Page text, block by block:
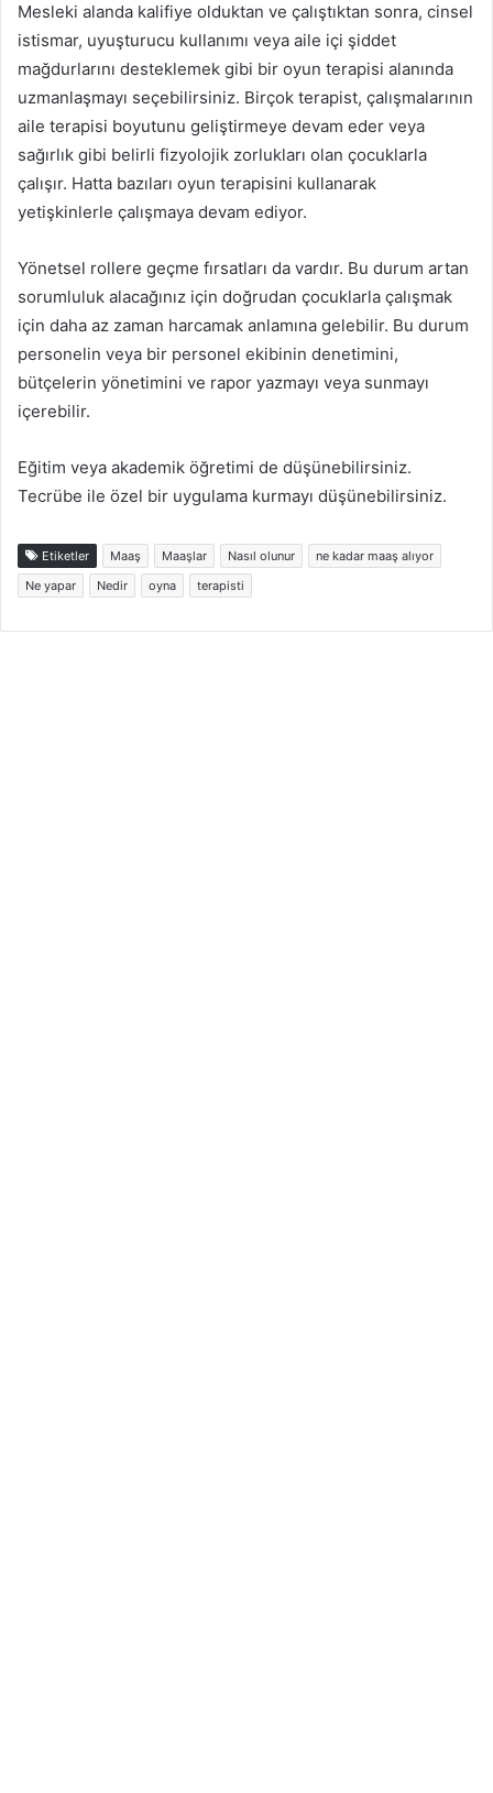
Mesleki alanda kalifiye olduktan ve çalıştıktan sonra, cinsel
istismar, uyuşturucu kullanımı veya aile içi şiddet
mağdurlarını desteklemek gibi bir oyun terapisi alanında
uzmanlaşmayı seçebilirsiniz. Birçok terapist, çalışmalarının
aile terapisi boyutunu geliştirmeye devam eder veya
sağırlık gibi belirli fizyolojik zorlukları olan çocuklarla
çalışır. Hatta bazıları oyun terapisini kullanarak
yetişkinlerle çalışmaya devam ediyor.
Yönetsel rollere geçme fırsatları da vardır. Bu durum artan
sorumluluk alacağınız için doğrudan çocuklarla çalışmak
için daha az zaman harcamak anlamına gelebilir. Bu durum
personelin veya bir personel ekibinin denetimini,
bütçelerin yönetimini ve rapor yazmayı veya sunmayı
içerebilir.
Eğitim veya akademik öğretimi de düşünebilirsiniz.
Tecrübe ile özel bir uygulama kurmayı düşünebilirsiniz.
Etiketler Maaş Maaşlar Nasıl olunur
ne kadar maaş alıyor
Ne yapar
Nedir oyna terapisti